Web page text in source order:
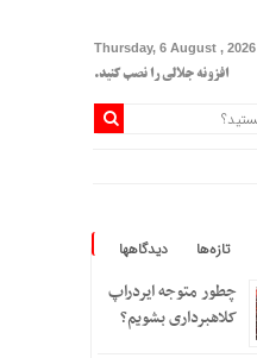
Thursday, 6 August , 2026
افزونه جلالی را نصب کنید.
تازه‌ها دیدگاهها
چطور متوجه ایردراپ
کلاهبرداری بشویم؟